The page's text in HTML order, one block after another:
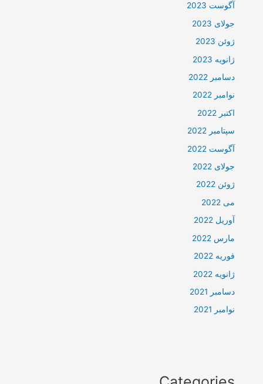
آگوست 2023
جولای 2023
ژوئن 2023
ژانویه 2023
دسامبر 2022
نوامبر 2022
اکتبر 2022
سپتامبر 2022
آگوست 2022
جولای 2022
ژوئن 2022
می 2022
آوریل 2022
مارس 2022
فوریه 2022
ژانویه 2022
دسامبر 2021
نوامبر 2021